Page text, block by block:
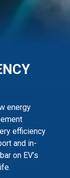
energy
efficiency
and in-
on EV’s